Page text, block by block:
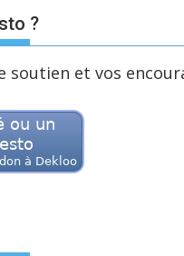
?
soutien et vos